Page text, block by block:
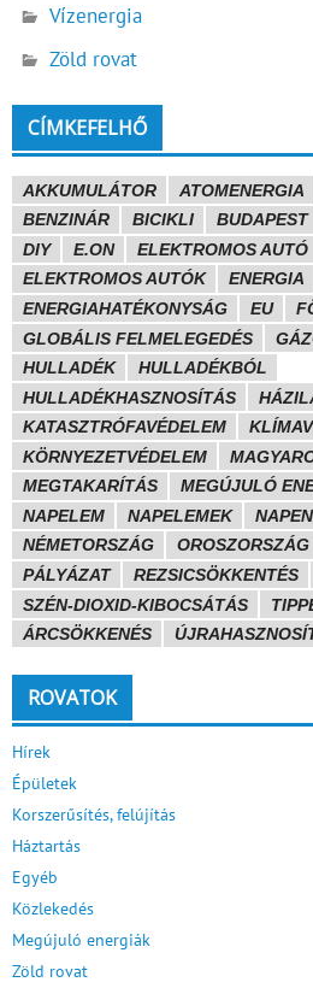
Vízenergia
Zöld rovat
CÍMKEFELHŐ
AKKUMULÁTOR ATOMENERGIA
BENZINÁR
BICIKLI BUDAPEST
DIY
E.ON
ELEKTROMOS AUTÓ
ELEKTROMOS AUTÓK
ENERGIA
ENERGIAHATÉKONYSÁG
EU
GLOBÁLIS FELMELEGEDÉS
HULLADÉK
HULLADÉKBÓL
HULLADÉKHASZNOSÍTÁS
KATASZTRÓFAVÉDELEM
KÖRNYEZETVÉDELEM
MEGTAKARÍTÁS
MEGÚJULÓ
NAPELEM
NAPELEMEK
NÉMETORSZÁG
OROSZORSZÁG
PÁLYÁZAT
REZSICSÖKKENTÉS
SZÉN-DIOXID-KIBOCSÁTÁS
ÁRCSÖKKENÉS
ROVATOK
Hírek
Épületek
Korszerűsítés, felújítás
Háztartás
Egyéb
Közlekedés
Megújuló energiák
Zöld rovat